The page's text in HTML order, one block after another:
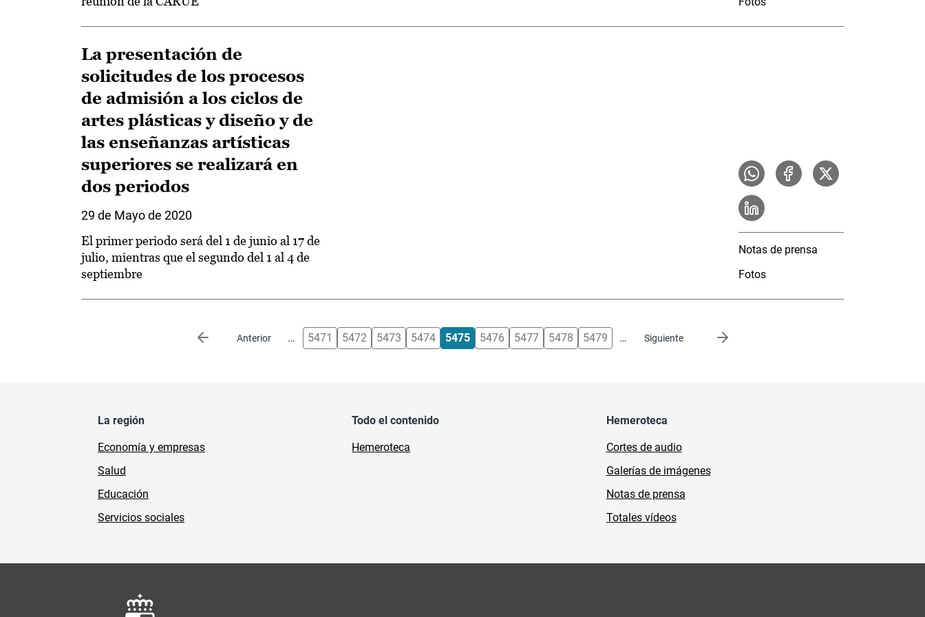
La presentación de
solicitudes de los procesos
de admisión a los ciclos de
artes plásticas y diseño y de
las enseñanzas artísticas
superiores se realizará en
dos periodos
29 de Mayo de 2020
El primer periodo será del 1 de junio al 17 de
julio, mientras que el segundo del 1 al 4 de
septiembre
Notas de prensa
Fotos
Anterior
Página anterior … 5471 5472 5473 5474 5475 5476 5477 5478 5479 … Siguiente
Siguiente página
La región
Economía y empresas
Salud
Educación
Servicios sociales
Todo el contenido
Hemeroteca
Hemeroteca
Cortes de audio
Galerías de imágenes
Notas de prensa
Totales vídeos